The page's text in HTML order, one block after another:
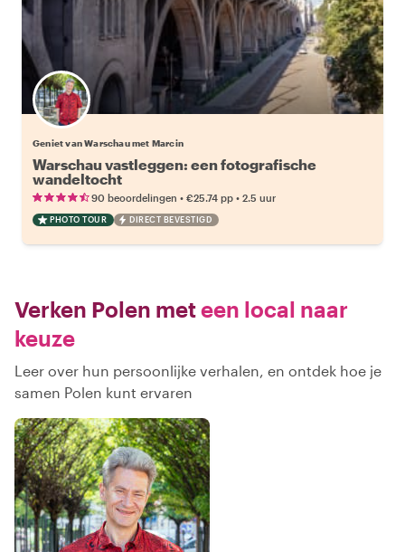
Geniet van Warschau met Marcin
Warschau vastleggen: een fotografische
wandeltocht
90 beoordelingen • €25.74 pp • 2.5 uur
PHOTO TOUR DIRECT BEVESTIGD
Verken Polen meteen local naar
keuze
Leer over hun persoonlijke verhalen, en ontdek hoe je
samen Polen kunt ervaren